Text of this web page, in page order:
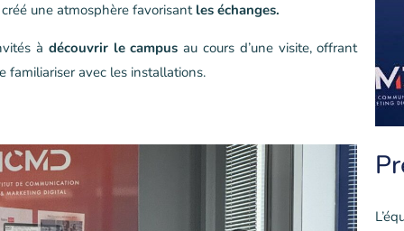
une atmosphère favorisantles échanges.
à découvrir le campus au cours d’une visite, offrant
familiariser avec les installations.